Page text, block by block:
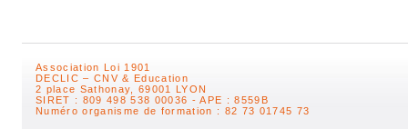
Association Loi 1901
DECLIC – CNV & Education
2 place Sathonay, 69001 LYON
SIRET : 809 498 538 00036 - APE : 8559B
Numéro organisme de formation : 82 73 01745 73